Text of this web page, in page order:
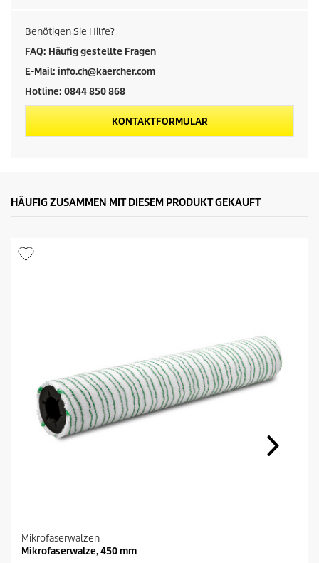
Benötigen Sie Hilfe?
FAQ: Häufig gestellte Fragen
E-Mail: info.ch@kaercher.com
Hotline: 0844 850 868
KONTAKTFORMULAR
HÄUFIG ZUSAMMEN MIT DIESEM PRODUKT GEKAUFT
Mikrofaserwalzen
Mikrofaserwalze, 450 mm